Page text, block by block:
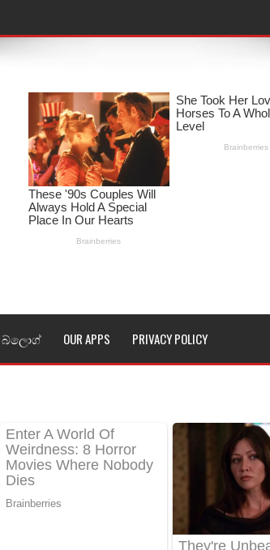
පද පෙළ
පෙළ
පද පෙළ
බ්ලොග් OUR APPS PRIVACY POLICY